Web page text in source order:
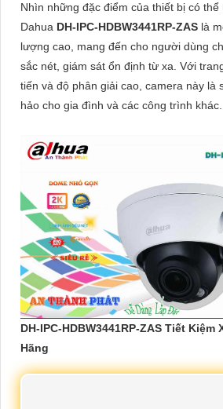
Nhìn những đặc điểm của thiết bị có thể
Dahua DH-IPC-HDBW3441RP-ZAS là
lượng cao, mang đến cho người dùng
sắc nét, giám sát ổn định từ xa. Với
tiến và độ phân giải cao, camera này là
hảo cho gia đình và các công trình khác.
DH-IPC-HDBW3441RP-ZAS Tiết Kiệm
Hãng